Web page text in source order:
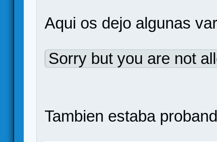
Aqui os dejo algunas
Sorry but you are not
Tambien estaba